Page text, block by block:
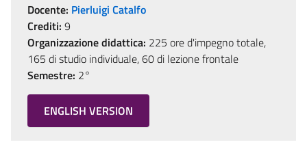
Docente: Pierluigi Catalfo
Crediti: 9
Organizzazione didattica: 225 ore d'impegno totale,
165 di studio individuale, 60 di lezione frontale
Semestre: 2°
ENGLISH VERSION